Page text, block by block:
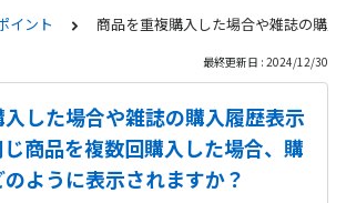
イント 商品を重複購入した場合や雑誌の購
最終更新日 : 2024/12/30
した場合や雑誌の購入履歴表示
商品を複数回購入した場合、購
ように表示されますか？